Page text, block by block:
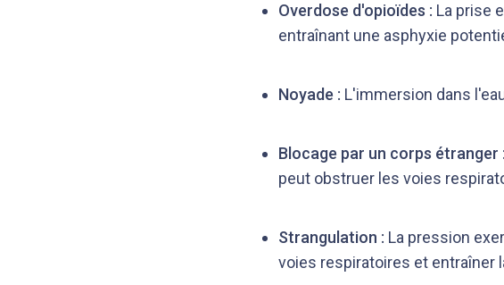
Overdose d'opioïdes : La prise
entraînant une asphyxie
Noyade : L'immersion dans
Blocage par un corps étranger :
peut obstruer les voies
Strangulation : La pression
voies respiratoires et entraîner